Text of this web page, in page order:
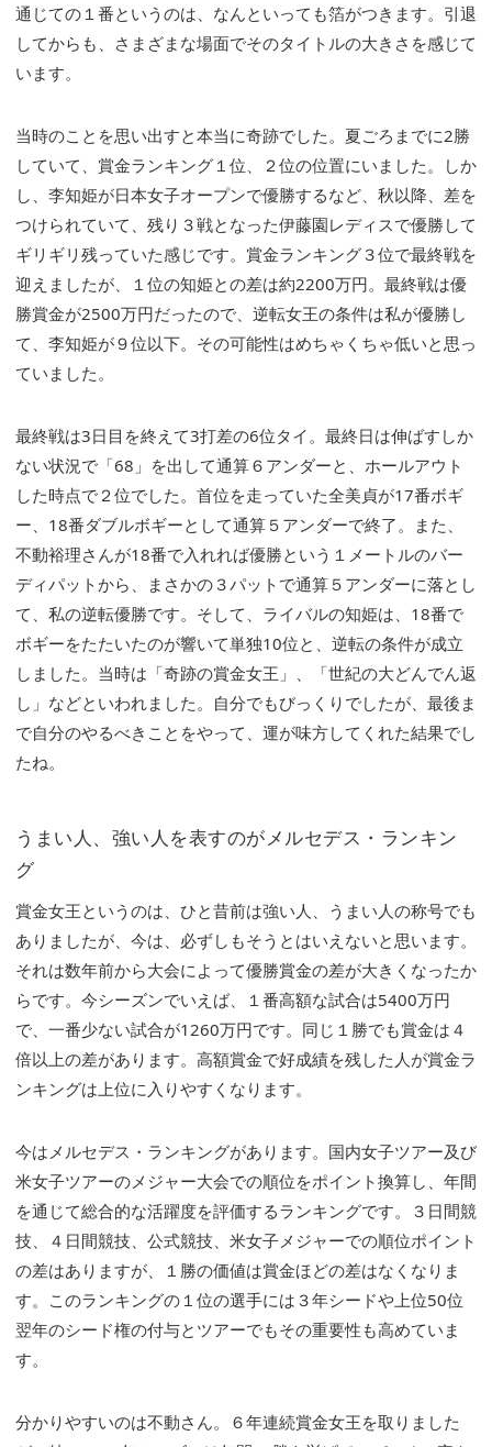
通じての１番というのは、なんといっても箔がつきます。引退
してからも、さまざまな場面でそのタイトルの大きさを感じて
います。
当時のことを思い出すと本当に奇跡でした。夏ごろまでに2勝
していて、賞金ランキング１位、２位の位置にいました。しか
し、李知姫が日本女子オープンで優勝するなど、秋以降、差を
つけられていて、残り３戦となった伊藤園レディスで優勝して
ギリギリ残っていた感じです。賞金ランキング３位で最終戦を
迎えましたが、１位の知姫との差は約2200万円。最終戦は優
勝賞金が2500万円だったので、逆転女王の条件は私が優勝し
て、李知姫が９位以下。その可能性はめちゃくちゃ低いと思っ
ていました。
最終戦は3日目を終えて3打差の6位タイ。最終日は伸ばすしか
ない状況で「68」を出して通算６アンダーと、ホールアウト
した時点で２位でした。首位を走っていた全美貞が17番ボギ
ー、18番ダブルボギーとして通算５アンダーで終了。また、
不動裕理さんが18番で入れれば優勝という１メートルのバー
ディパットから、まさかの３パットで通算５アンダーに落とし
て、私の逆転優勝です。そして、ライバルの知姫は、18番で
ボギーをたたいたのが響いて単独10位と、逆転の条件が成立
しました。当時は「奇跡の賞金女王」、「世紀の大どんでん返
し」などといわれました。自分でもびっくりでしたが、最後ま
で自分のやるべきことをやって、運が味方してくれた結果でし
たね。
うまい人、強い人を表すのがメルセデス・ランキン
グ
賞金女王というのは、ひと昔前は強い人、うまい人の称号でも
ありましたが、今は、必ずしもそうとはいえないと思います。
それは数年前から大会によって優勝賞金の差が大きくなったか
らです。今シーズンでいえば、１番高額な試合は5400万円
で、一番少ない試合が1260万円です。同じ１勝でも賞金は４
倍以上の差があります。高額賞金で好成績を残した人が賞金ラ
ンキングは上位に入りやすくなります。
今はメルセデス・ランキングがあります。国内女子ツアー及び
米女子ツアーのメジャー大会での順位をポイント換算し、年間
を通じて総合的な活躍度を評価するランキングです。３日間競
技、４日間競技、公式競技、米女子メジャーでの順位ポイント
の差はありますが、１勝の価値は賞金ほどの差はなくなりま
す。このランキングの１位の選手には３年シードや上位50位
翌年のシード権の付与とツアーでもその重要性も高めていま
す。
分かりやすいのは不動さん。６年連続賞金女王を取りました